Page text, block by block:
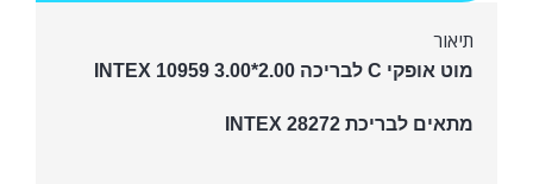
10959
תיאור
מוט אופקי C לבריכה 2.00*3.00 INTEX 10959
מתאים לבריכת INTEX 28272